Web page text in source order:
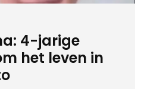
4-jarige
het leven in